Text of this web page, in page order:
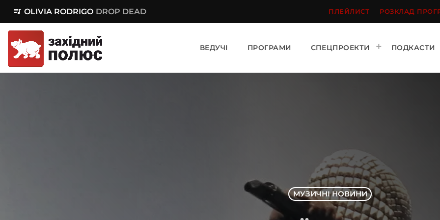
queue_music OLIVIA RODRIGO DROP DEAD ПЛЕЙЛИСТ РОЗКЛАД
ВЕДУЧІ ПРОГРАМИ СПЕЦПРОЕКТИ ПОДКАСТИ
МУЗИЧНІ НОВИНИ